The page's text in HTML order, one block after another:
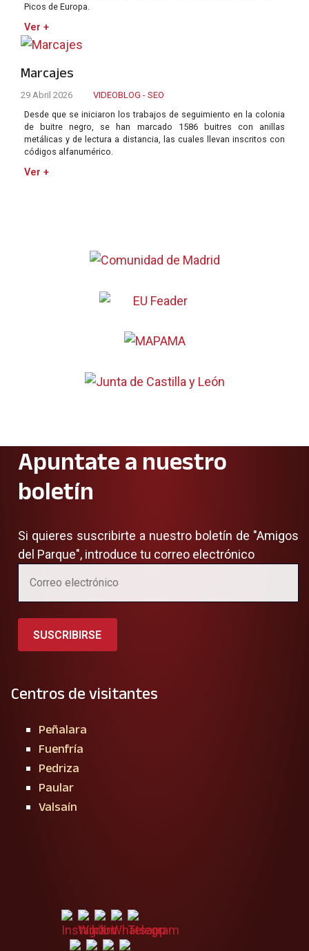
Picos de Europa.
Ver +
Marcajes
29 Abril 2026
VIDEOBLOG - SEO
Desde que se iniciaron los trabajos de seguimiento en la colonia
de buitre negro, se han marcado 1586 buitres con anillas
metálicas y de lectura a distancia, las cuales llevan inscritos con
códigos alfanumérico.
Ver +
Apuntate a nuestro
boletín
Si quieres suscribirte a nuestro boletín de "Amigos
del Parque", introduce tu correo electrónico
SUSCRIBIRSE
Centros de visitantes
Peñalara
Fuenfría
Pedriza
Paular
Valsaín